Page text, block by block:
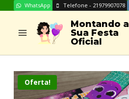
Skip
content
WhatsApp Telefone - 21979907078
Montando a
Sua Festa
Oficial
Oferta!